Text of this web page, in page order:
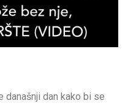
današnji dan kako bi se